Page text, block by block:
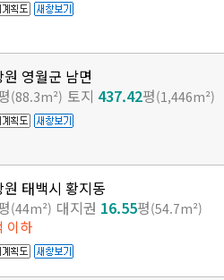
영월군 남면
(88.3m²) 토지 437.42평(1,446m²)
태백시 황지동
(44m²) 대지권 16.55평(54.7m²)
이하